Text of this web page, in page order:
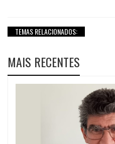
TEMAS RELACIONADOS:
MAIS RECENTES